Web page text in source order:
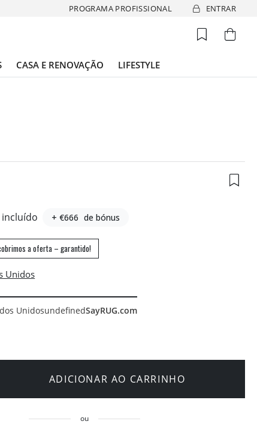
PROGRAMA PROFISSIONAL ENTRAR
CASA E RENOVAÇÃO LIFESTYLE
incluído + €666 de bónus
a oferta – garantido!
UnidosundefinedSayRUG.com
ADICIONAR AO CARRINHO
ou